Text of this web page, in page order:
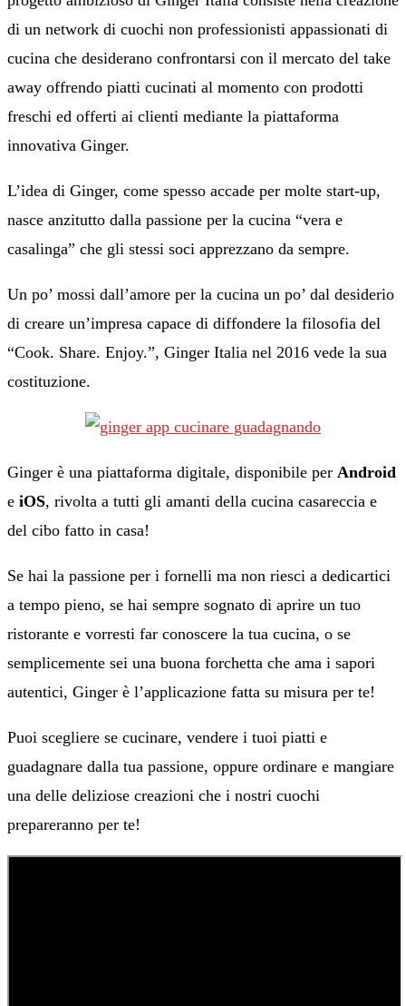
di un network di cuochi non professionisti appassionati di
cucina che desiderano confrontarsi con il mercato del take
away offrendo piatti cucinati al momento con prodotti
freschi ed offerti ai clienti mediante la piattaforma
innovativa Ginger.
L’idea di Ginger, come spesso accade per molte start-up,
nasce anzitutto dalla passione per la cucina “vera e
casalinga” che gli stessi soci apprezzano da sempre.
Un po’ mossi dall’amore per la cucina un po’ dal desiderio
di creare un’impresa capace di diffondere la filosofia del
“Cook. Share. Enjoy.”, Ginger Italia nel 2016 vede la sua
costituzione.
Ginger è una piattaforma digitale, disponibile per Android
e iOS, rivolta a tutti gli amanti della cucina casareccia e
del cibo fatto in casa!
Se hai la passione per i fornelli ma non riesci a dedicartici
a tempo pieno, se hai sempre sognato di aprire un tuo
ristorante e vorresti far conoscere la tua cucina, o se
semplicemente sei una buona forchetta che ama i sapori
autentici, Ginger è l’applicazione fatta su misura per te!
Puoi scegliere se cucinare, vendere i tuoi piatti e
guadagnare dalla tua passione, oppure ordinare e mangiare
una delle deliziose creazioni che i nostri cuochi
prepareranno per te!